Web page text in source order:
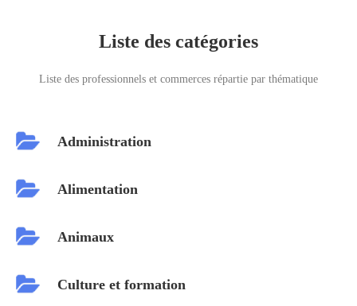
Liste des catégories
Liste des professionnels et commerces répartie par thématique
Administration
Alimentation
Animaux
Culture et formation